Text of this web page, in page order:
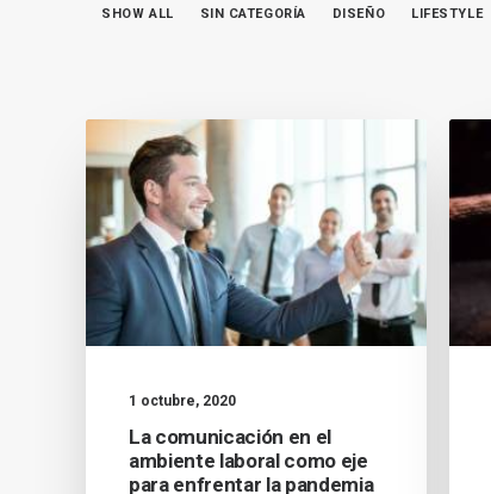
SHOW ALL SIN CATEGORÍA DISEÑO LIFESTYLE
1 octubre, 2020
La comunicación en el
ambiente laboral como eje
para enfrentar la pandemia